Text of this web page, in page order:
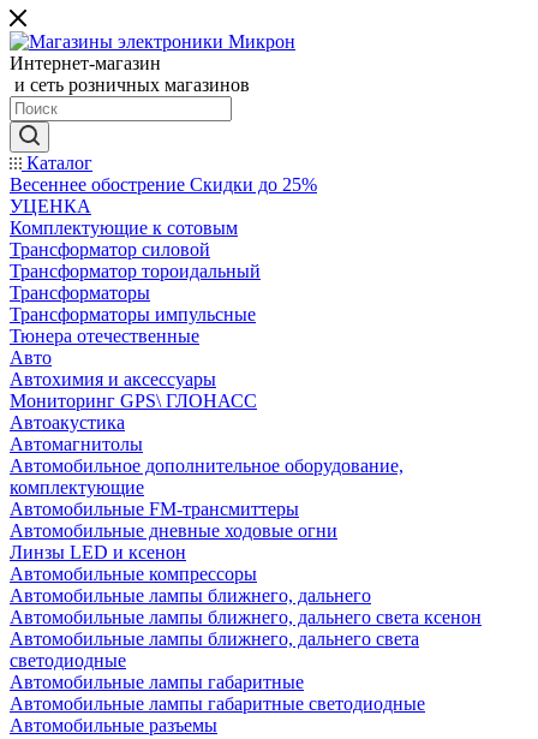
Интернет-магазин
и сеть розничных магазинов
Каталог
Весеннее обострение Скидки до 25%
УЦЕНКА
Комплектующие к сотовым
Трансформатор силовой
Трансформатор тороидальный
Трансформаторы
Трансформаторы импульсные
Тюнера отечественные
Авто
Автохимия и аксессуары
Мониторинг GPS\ ГЛОНАСС
Автоакустика
Автомагнитолы
Автомобильное дополнительное оборудование,
комплектующие
Автомобильные FM-трансмиттеры
Автомобильные дневные ходовые огни
Линзы LED и ксенон
Автомобильные компрессоры
Автомобильные лампы ближнего, дальнего
Автомобильные лампы ближнего, дальнего света ксенон
Автомобильные лампы ближнего, дальнего света
светодиодные
Автомобильные лампы габаритные
Автомобильные лампы габаритные светодиодные
Автомобильные разъемы